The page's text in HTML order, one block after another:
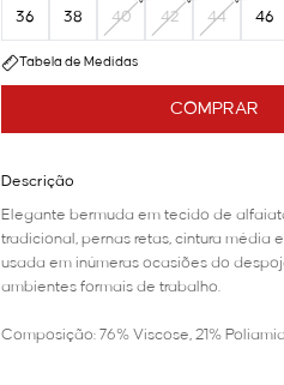
COMPRAR
36 38 40 42 44 46
Tabela de Medidas
Descrição
Elegante bermuda em tecido de
tradicional, pernas retas, cintura média
usada em inúmeras ocasiões do
ambientes formais de trabalho.
Composição: 76% Viscose, 21%